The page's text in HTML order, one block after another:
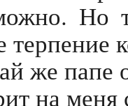
Но
терпение
же папе
на меня